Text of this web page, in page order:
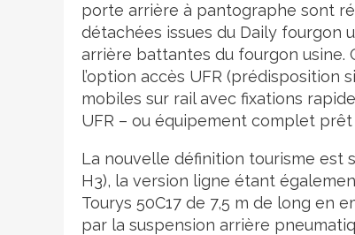
porte arrière à pantographe sont
détachées issues du Daily fourgon
arrière battantes du fourgon usine.
l’option accès UFR (prédisposition
mobiles sur rail avec fixations
UFR – ou équipement complet prêt
La nouvelle définition tourisme est
H3), la version ligne étant
Tourys 50C17 de 7,5 m de long en
par la suspension arrière